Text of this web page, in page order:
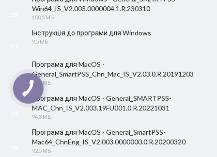
Win64_IS_V2.003.0000004.1.R.230310
100.5 МБ
Інструкція до програми для Windows
9.5 МБ
ZIP
Програма для MacOS -
General_SmartPSS_Chn_Mac_IS_V2.03.0.R.20191203
92.5 МБ
Програма для MacOS - General_SMARTPSS-
MAC_Chn_IS_V2.003.19FU001.0.R.20221031
94.3 МБ
Програма для MacOS - General_SmartPSS-
Mac64_ChnEng_IS_V2.003.0000000.0.R.20200320
92.5 МБ